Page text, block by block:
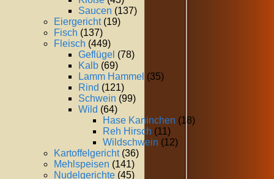
Saucen (137)
Eiergericht(19)
Fisch (137)
Fleisch (449)
Geflügel (78)
Kalb (69)
Lamm Hammel (35)
Rind (121)
Schwein (99)
Wild (64)
Hase Kaninchen (18)
Reh Hirsch (11)
Wildschwein (12)
Kartoffelgericht(36)
Mehlspeisen (141)
Nudelgerichte (45)